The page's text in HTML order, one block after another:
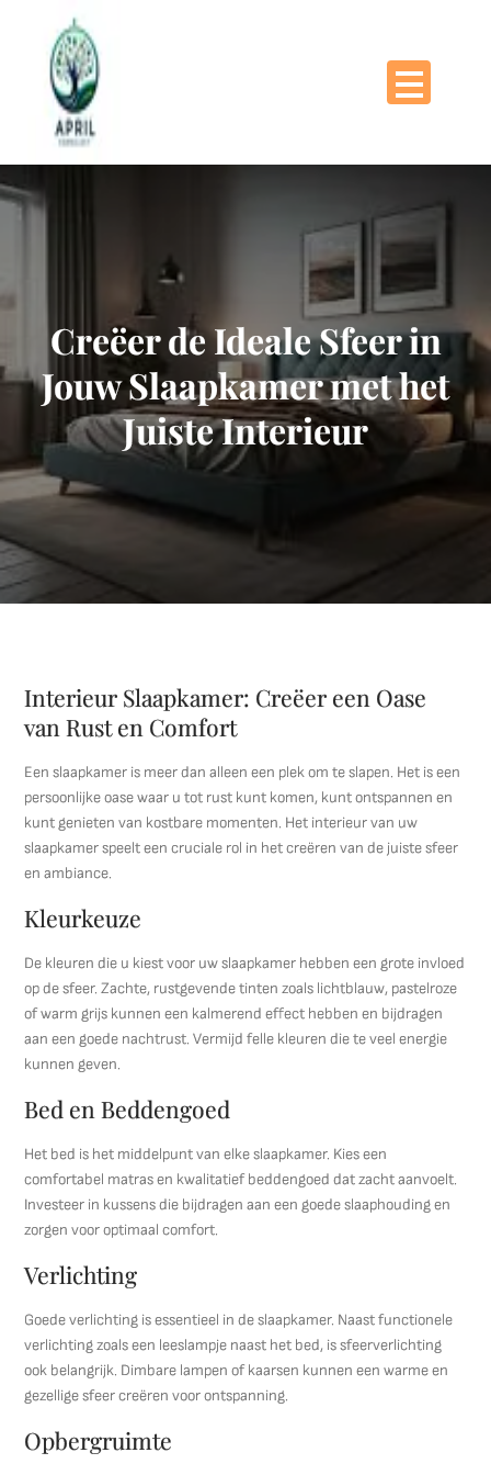
Creëer de Ideale Sfeer in
Jouw Slaapkamer met het
Juiste Interieur
Interieur Slaapkamer: Creëer een Oase
van Rust en Comfort
Een slaapkamer is meer dan alleen een plek om te slapen. Het is een
persoonlijke oase waar u tot rust kunt komen, kunt ontspannen en
kunt genieten van kostbare momenten. Het interieur van uw
slaapkamer speelt een cruciale rol in het creëren van de juiste sfeer
en ambiance.
Kleurkeuze
De kleuren die u kiest voor uw slaapkamer hebben een grote invloed
op de sfeer. Zachte, rustgevende tinten zoals lichtblauw, pastelroze
of warm grijs kunnen een kalmerend effect hebben en bijdragen
aan een goede nachtrust. Vermijd felle kleuren die te veel energie
kunnen geven.
Bed en Beddengoed
Het bed is het middelpunt van elke slaapkamer. Kies een
comfortabel matras en kwalitatief beddengoed dat zacht aanvoelt.
Investeer in kussens die bijdragen aan een goede slaaphouding en
zorgen voor optimaal comfort.
Verlichting
Goede verlichting is essentieel in de slaapkamer. Naast functionele
verlichting zoals een leeslampje naast het bed, is sfeerverlichting
ook belangrijk. Dimbare lampen of kaarsen kunnen een warme en
gezellige sfeer creëren voor ontspanning.
Opbergruimte